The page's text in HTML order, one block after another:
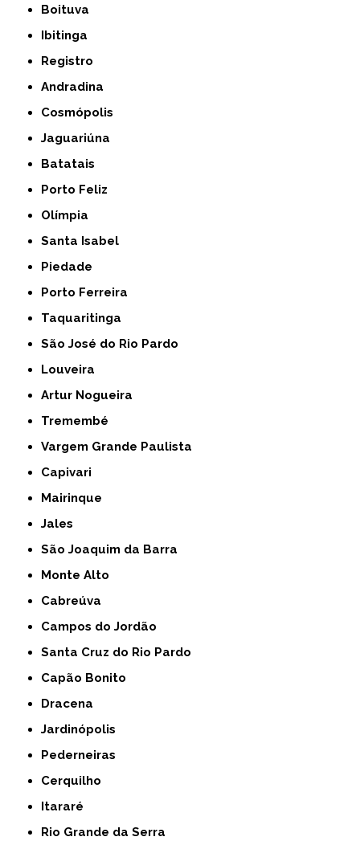
Boituva
Ibitinga
Registro
Andradina
Cosmópolis
Jaguariúna
Batatais
Porto Feliz
Olímpia
Santa Isabel
Piedade
Porto Ferreira
Taquaritinga
São José do Rio Pardo
Louveira
Artur Nogueira
Tremembé
Vargem Grande Paulista
Capivari
Mairinque
Jales
São Joaquim da Barra
Monte Alto
Cabreúva
Campos do Jordão
Santa Cruz do Rio Pardo
Capão Bonito
Dracena
Jardinópolis
Pederneiras
Cerquilho
Itararé
Rio Grande da Serra